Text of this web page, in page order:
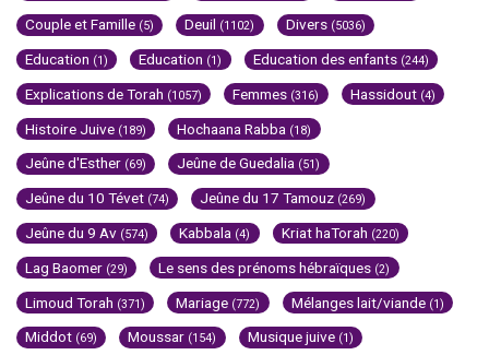
Couple et Famille (5) Deuil (1102) Divers (5036)
Education (1) Education (1) Education des enfants (244)
Explications de Torah (1057) Femmes (316) Hassidout (4)
Histoire Juive (189) Hochaana Rabba (18)
Jeûne d'Esther (69) Jeûne de Guedalia (51)
Jeûne du 10 Tévet (74) Jeûne du 17 Tamouz (269)
Jeûne du 9 Av (574) Kabbala (4) Kriat haTorah (220)
Lag Baomer (29) Le sens des prénoms hébraïques (2)
Limoud Torah (371) Mariage (772) Mélanges lait/viande (1)
Middot (69) Moussar (154) Musique juive (1)